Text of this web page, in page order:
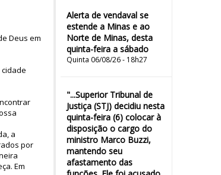
Alerta de vendaval se
estende a Minas e ao
Norte de Minas, desta
quinta-feira a sábado
Quinta 06/08/26 - 18h27
"...Superior Tribunal de
Justiça (STJ) decidiu nesta
quinta-feira (6) colocar à
disposição o cargo do
ministro Marco Buzzi,
mantendo seu
afastamento das
Deus em
a
por
Em